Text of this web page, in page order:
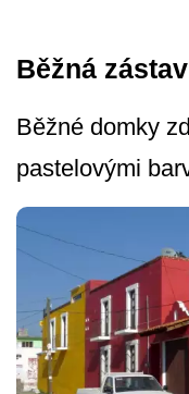
Běžná
Běžné domky
pastelovými